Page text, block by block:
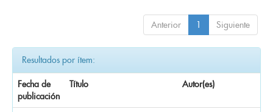
Anterior 1 Siguiente
Resultados por ítem:
Fecha de
publicación
Título Autor(es)